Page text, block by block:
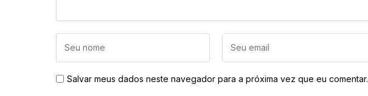
Salvar meus dados neste navegador para a próxima vez que eu comentar.